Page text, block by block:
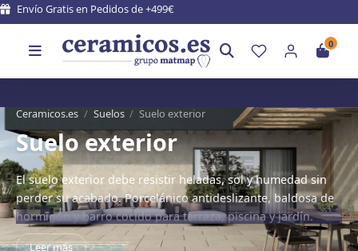
Entrega en 5 - 9 días laborales
0
Ceramicos.es / Suelos / Suelo exterior
Suelo exterior
El suelo exterior debe resistir heladas, sol y humedad sin
perder su acabado. Porcelánico antideslizante, baldosa de
hormigón y barro cocido para terraza, piscina y jardín.
Leer más